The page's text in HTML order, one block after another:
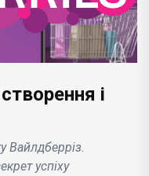
і
Вайлдберріз.
успіху